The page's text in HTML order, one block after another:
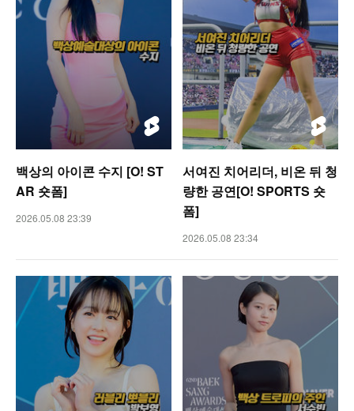
백상의 아이콘 수지 [O! ST
AR 숏폼]
2026.05.08 23:39
서여진 치어리더, 비온 뒤 청
량한 공연[O! SPORTS 숏
폼]
2026.05.08 23:34